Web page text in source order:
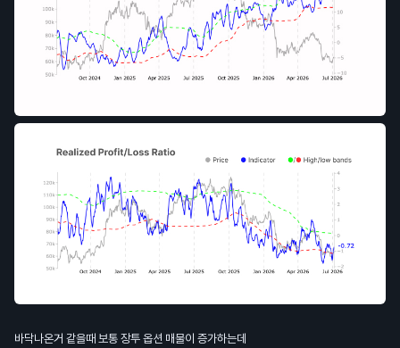
바닥나온거 같을때 보통 장투 옵션 매물이 증가하는데